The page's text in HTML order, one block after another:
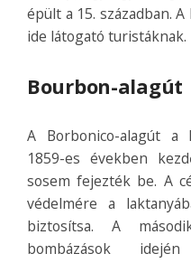
épült a 15. században.
ide látogató turistáknak.
Bourbon-alagút
A Borbonico-alagút a
1859-es években
sosem fejezték be. A
védelmére a
biztosítsa. A
bombázások